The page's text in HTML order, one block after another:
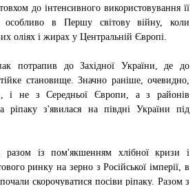
до інтенсивного використовування її
особливо в Першу світову війну, коли
оліях і жирах у Центральній Європі.
потрапив до Західної України, де до
становище. Значно раніше, очевидно,
не з Середньої Європи, а з районів
ріпаку з'явилася на півдні України під
із пом'якшенням хлібної кризи і
ринку на зерно з Російської імперії, в
скорочуватися посіви ріпаку. Разом з